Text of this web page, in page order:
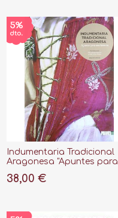
Indumentaria Tradicional
Aragonesa "Apuntes para
38,00 €